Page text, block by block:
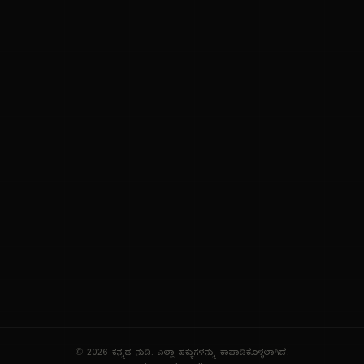
© 2026 ಕನ್ನಡ ನುಡಿ. ಎಲ್ಲಾ ಹಕ್ಕುಗಳನ್ನು ಕಾಪಾಡಿಕೊಳ್ಳಲಾಗಿದೆ.